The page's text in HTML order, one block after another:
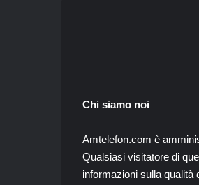
Chi siamo noi
Amtelefon.com è
Qualsiasi visitatore di
informazioni sulla qualità